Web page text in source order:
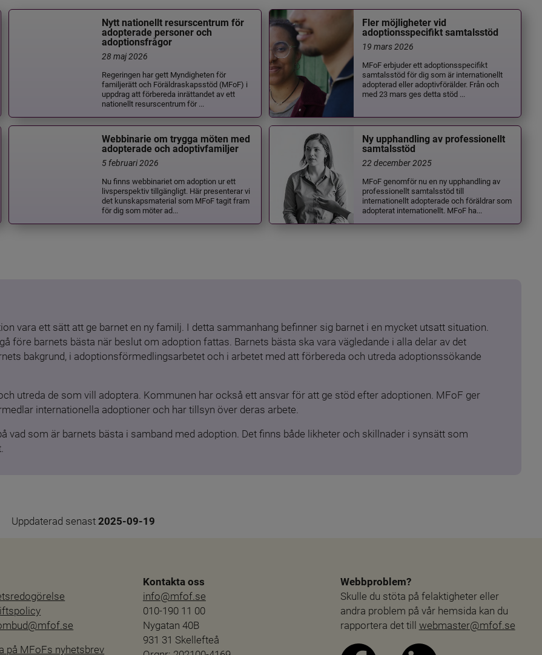
Nytt nationellt resurscentrum för
adopterade personer och
adoptionsfrågor
28 maj 2026
Regeringen har gett Myndigheten för
familjerätt och Föräldraskapsstöd (MFoF) i
uppdrag att förbereda inrättandet av ett
nationellt resurscentrum för ...
Fler möjligheter vid
adoptionsspecifikt samtalsstöd
19 mars 2026
MFoF erbjuder ett adoptionsspecifikt
samtalsstöd för dig som är internationellt
adopterad eller adoptivförälder. Från och
med 23 mars ges detta stöd ...
Webbinarie om trygga möten med
adopterade och adoptivfamiljer
5 februari 2026
Nu finns webbinariet om adoption ur ett
livsperspektiv tillgängligt. Här presenterar vi
det kunskapsmaterial som MFoF tagit fram
för dig som möter ad...
Ny upphandling av professionellt
samtalsstöd
22 december 2025
MFoF genomför nu en ny upphandling av
professionellt samtalsstöd till
internationellt adopterade och föräldrar som
adopterat internationellt. MFoF ha...
vara ett sätt att ge barnet en ny familj. I detta sammanhang befinner sig barnet i en mycket utsatt situation.
före barnets bästa när beslut om adoption fattas. Barnets bästa ska vara vägledande i alla delar av det
bakgrund, i adoptionsförmedlingsarbetet och i arbetet med att förbereda och utreda adoptionssökande
utreda de som vill adoptera. Kommunen har också ett ansvar för att ge stöd efter adoptionen. MFoF ger
internationella adoptioner och har tillsyn över deras arbete.
vad som är barnets bästa i samband med adoption. Det finns både likheter och skillnader i synsätt som
Uppdaterad senast 2025-09-19
på MFoFs nyhetsbrev
Kontakta oss
info@mfof.se
010-190 11 00
Nygatan 40B
931 31 Skellefteå
Webbproblem?
Skulle du stöta på felaktigheter eller
andra problem på vår hemsida kan du
rapportera det till webmaster@mfof.se